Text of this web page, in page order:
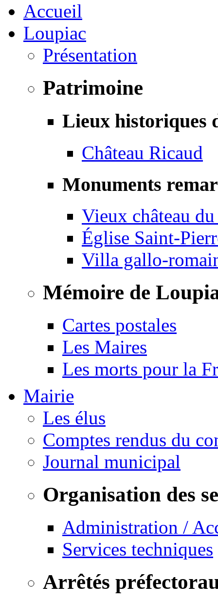
Accueil
Loupiac
Présentation
Patrimoine
Lieux historiques
Château Ricaud
Monuments
Vieux château
Église Saint-
Villa gallo-
Mémoire de
Cartes postales
Les Maires
Les morts pour la
Mairie
Les élus
Comptes rendus du
Journal municipal
Organisation des
Administration /
Services techniques
Arrêtés